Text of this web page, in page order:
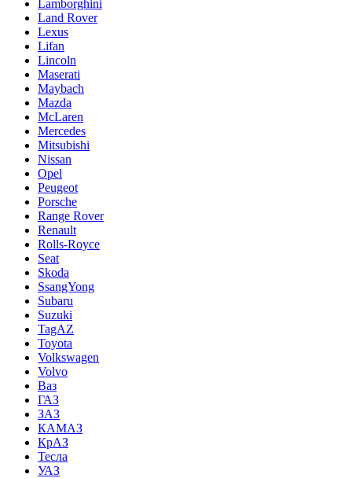
Lamborghini
Land Rover
Lexus
Lifan
Lincoln
Maserati
Maybach
Mazda
McLaren
Mercedes
Mitsubishi
Nissan
Opel
Peugeot
Porsche
Range Rover
Renault
Rolls-Royce
Seat
Skoda
SsangYong
Subaru
Suzuki
TagAZ
Toyota
Volkswagen
Volvo
Ваз
ГАЗ
ЗАЗ
КАМАЗ
КрАЗ
Тесла
УАЗ